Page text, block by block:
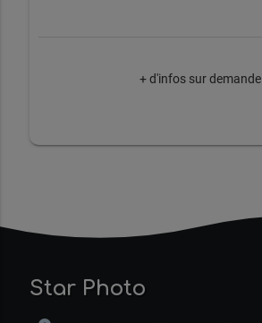
+ d'infos sur demande
Star Photo